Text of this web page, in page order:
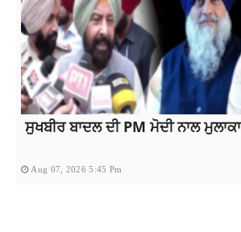
ਸੁਖਬੀਰ ਬਾਦਲ ਦੀ PM ਮੋਦੀ ਨਾਲ
Aug 07, 2026 5:45 Pm